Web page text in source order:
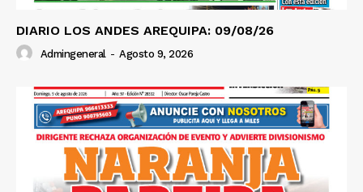
DIARIO LOS ANDES AREQUIPA: 09/08/26
Admingeneral - Agosto 9, 2026